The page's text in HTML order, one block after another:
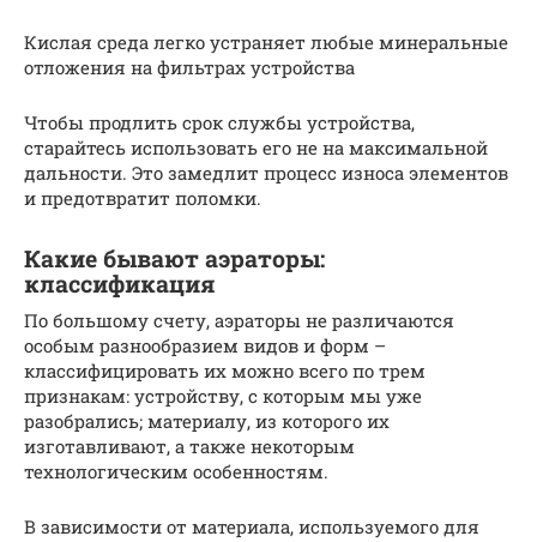
Кислая среда легко устраняет любые минеральные
отложения на фильтрах устройства
Чтобы продлить срок службы устройства,
старайтесь использовать его не на максимальной
дальности. Это замедлит процесс износа элементов
и предотвратит поломки.
Какие бывают аэраторы:
классификация
По большому счету, аэраторы не различаются
особым разнообразием видов и форм –
классифицировать их можно всего по трем
признакам: устройству, с которым мы уже
разобрались; материалу, из которого их
изготавливают, а также некоторым
технологическим особенностям.
В зависимости от материала, используемого для